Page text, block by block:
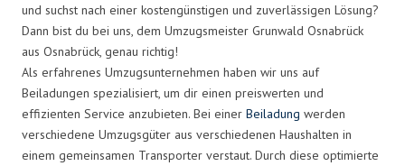
und suchst nach einer kostengünstigen und zuverlässigen Lösung?
Dann bist du bei uns, dem Umzugsmeister Grunwald Osnabrück
aus Osnabrück, genau richtig!
Als erfahrenes Umzugsunternehmen haben wir uns auf
Beiladungen spezialisiert, um dir einen preiswerten und
effizienten Service anzubieten. Bei einer Beiladung werden
verschiedene Umzugsgüter aus verschiedenen Haushalten in
einem gemeinsamen Transporter verstaut. Durch diese optimierte